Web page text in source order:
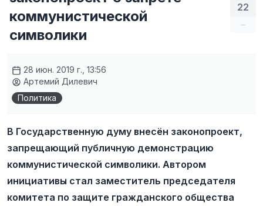
22
–
коммунистической
символики
28 июн. 2019 г., 13:56
Артемий Дилевич
Политика
В Государственную думу внесён законопроект,
запрещающий публичную демонстрацию
коммунистической символики. Автором
инициативы стал заместитель председателя
комитета по защите гражданского общества